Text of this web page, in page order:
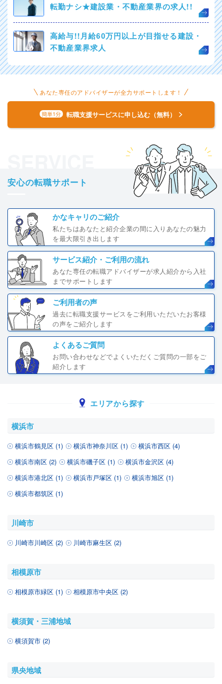
転勤ナシ★建設業・不動産業界の求人!!
高給与!!月給60万円以上が目指せる建設・
不動産業界求人
あなた専任のアドバイザーが全力サポートします！
簡単1分 転職支援サービスに申し込む（無料）
安心の転職サポート
かなキャリのご紹介
私たちはあなたと紹介企業の間に入りあなたの魅力
を最大限引き出します
サービス紹介・ご利用の流れ
あなた専任の転職アドバイザーが求人紹介から入社
までサポートします
ご利用者の声
過去に転職支援サービスをご利用いただいたお客様
の声をご紹介します
よくあるご質問
お問い合わせなどでよくいただくご質問の一部をご
紹介します
エリアから探す
横浜市
横浜市鶴見区 (1) 横浜市神奈川区 (1)
横浜市西区 (4)
横浜市南区 (2)
横浜市磯子区 (1)
横浜市金沢区 (4)
横浜市港北区 (1)
横浜市戸塚区 (1)
横浜市旭区 (1)
横浜市都筑区 (1)
川崎市
川崎市川崎区 (2) 川崎市麻生区 (2)
相模原市
相模原市緑区 (1) 相模原市中央区 (2)
横須賀・三浦地域
横須賀市 (2)
県央地域